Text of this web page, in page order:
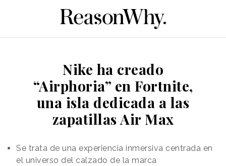
Nike ha creado
“Airphoria” en Fortnite,
una isla dedicada a las
zapatillas Air Max
Se trata de una experiencia inmersiva centrada en
el universo del calzado de la marca